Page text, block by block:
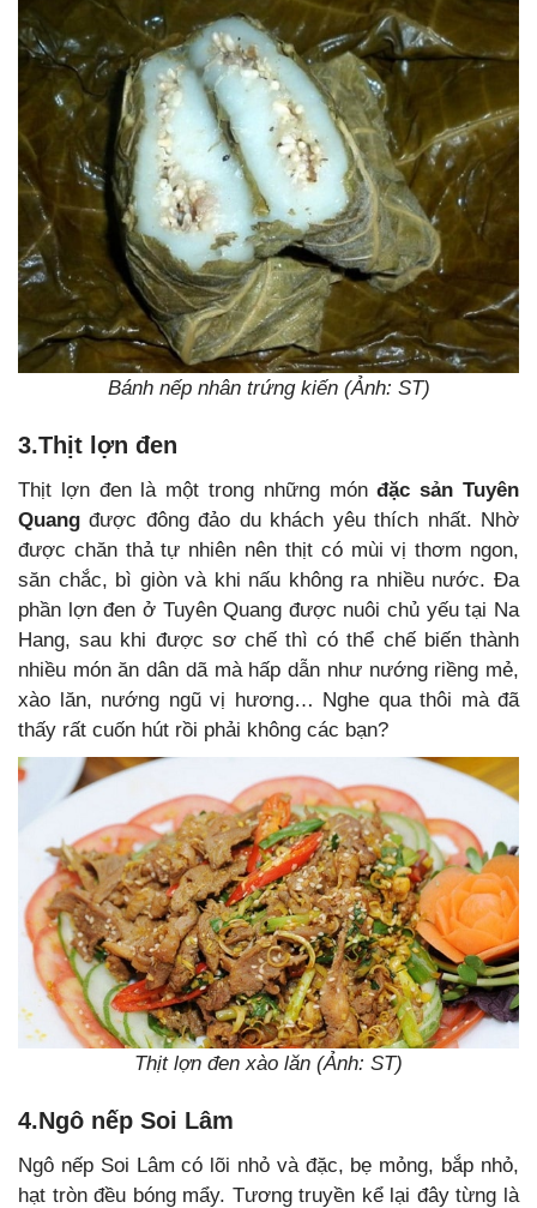
Bánh nếp nhân trứng kiến (Ảnh: ST)
3.Thịt lợn đen
Thịt lợn đen là một trong những mónđặc sản Tuyên
Quang được đông đảo du khách yêu thích nhất. Nhờ
được chăn thả tự nhiên nên thịt có mùi vị thơm ngon,
săn chắc, bì giòn và khi nấu không ra nhiều nước. Đa
phần lợn đen ở Tuyên Quang được nuôi chủ yếu tại Na
Hang, sau khi được sơ chế thì có thể chế biến thành
nhiều món ăn dân dã mà hấp dẫn như nướng riềng mẻ,
xào lăn, nướng ngũ vị hương… Nghe qua thôi mà đã
thấy rất cuốn hút rồi phải không các bạn?
Thịt lợn đen xào lăn (Ảnh: ST)
4.Ngô nếp Soi Lâm
Ngô nếp Soi Lâm có lõi nhỏ và đặc, bẹ mỏng, bắp nhỏ,
hạt tròn đều bóng mẩy. Tương truyền kể lại đây từng là